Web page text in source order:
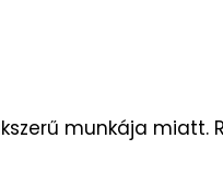
munkája miatt.